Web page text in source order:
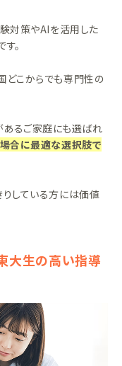
対策やAIを活用した
。
どこからでも専門性の
るご家庭にも選ばれ
合に最適な選択肢で
している方には価値
大生の高い指導